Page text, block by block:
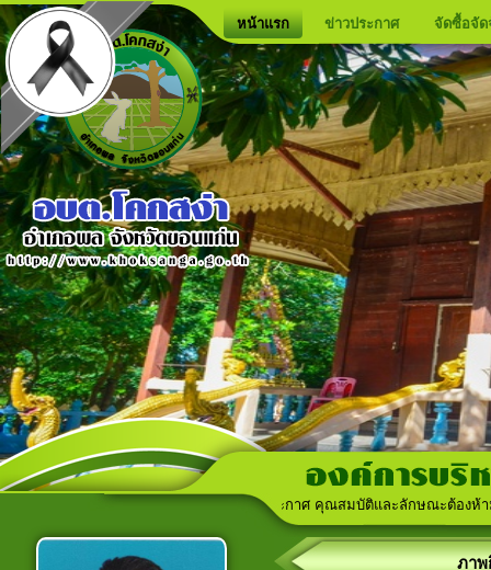
หน้าแรก ข่าวประกาศ จัดซื้อจัด
ลานกีฬาภายในพื้นที่ตำบลโคกสง่า
เวทีประชาคม ประจำปีงบประมาณ
อาสาสมัครท้องถิ่นรักษ์โลก (อถล.)
ประกาศ ขยายเวลาการจัดเก็บภา
ประกาศ คุณสมบัติและลักษณะต้องห้ามในการรับสมัคร
ภาพ